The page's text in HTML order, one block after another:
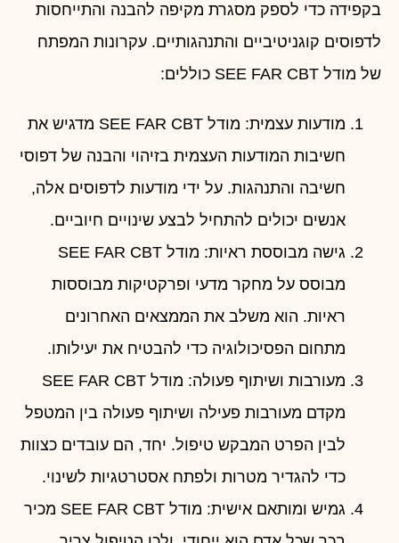
בקפידה כדי לספק מסגרת מקיפה להבנה והתייחסות
לדפוסים קוגניטיביים והתנהגותיים. עקרונות המפתח
של מודל SEE FAR CBT כוללים:
מודעות עצמית: מודל SEE FAR CBT מדגיש את
חשיבות המודעות העצמית בזיהוי והבנה של דפוסי
חשיבה והתנהגות. על ידי מודעות לדפוסים אלה,
אנשים יכולים להתחיל לבצע שינויים חיוביים.
גישה מבוססת ראיות: מודל SEE FAR CBT
מבוסס על מחקר מדעי ופרקטיקות מבוססות
ראיות. הוא משלב את הממצאים האחרונים
מתחום הפסיכולוגיה כדי להבטיח את יעילותו.
מעורבות ושיתוף פעולה: מודל SEE FAR CBT
מקדם מעורבות פעילה ושיתוף פעולה בין המטפל
לבין הפרט המבקש טיפול. יחד, הם עובדים כצוות
כדי להגדיר מטרות ולפתח אסטרטגיות לשינוי.
גמיש ומותאם אישית: מודל SEE FAR CBT מכיר